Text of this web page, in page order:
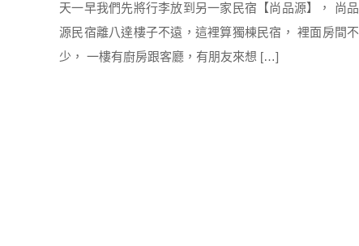
天一早我們先將行李放到另一家民宿【尚品源】， 尚品
源民宿離八達樓子不遠，這裡算獨棟民宿， 裡面房間不
少， 一樓有廚房跟客廳，有朋友來想 […]